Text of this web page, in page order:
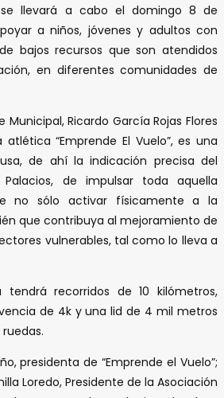
llevará a cabo el domingo 8 de
a niños, jóvenes y adultos con
bajos recursos que son atendidos
en diferentes comunidades de
Municipal, Ricardo García Rojas Flores
“Emprende El Vuelo”, es una
de ahí la indicación precisa del
Palacios, de impulsar toda aquella
no sólo activar físicamente a la
que contribuya al mejoramiento de
vulnerables, tal como lo lleva a
recorridos de 10 kilómetros,
de 4k y una lid de 4 mil metros
presidenta de “Emprende el Vuelo”;
Loredo, Presidente de la Asociación